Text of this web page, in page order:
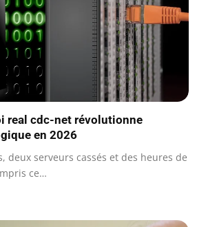
real cdc-net révolutionne
en 2026
deux serveurs cassés et des heures de
ce…